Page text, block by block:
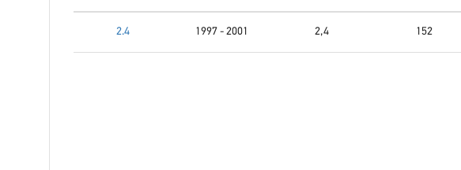
2.4 1997 - 2001 2,4 152